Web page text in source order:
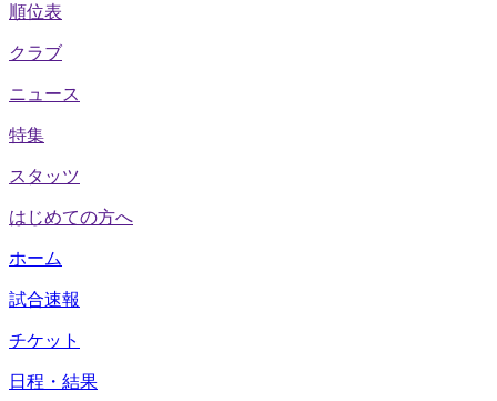
順位表
クラブ
ニュース
特集
スタッツ
はじめての方へ
ホーム
試合速報
チケット
日程・結果